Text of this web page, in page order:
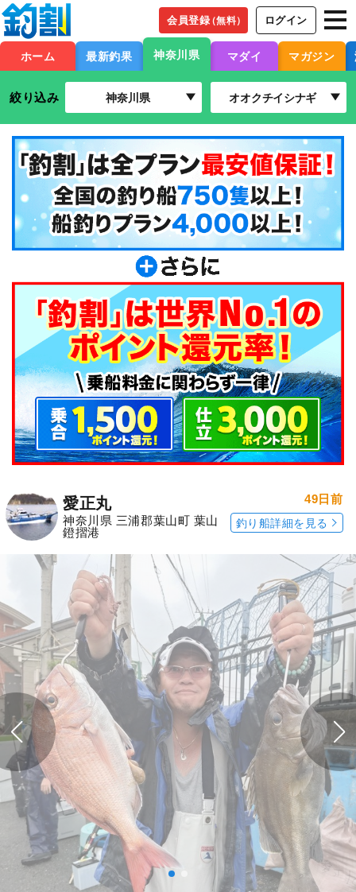
会員登録（無料） ログイン
ホーム 最新釣果 神奈川県 マダイ マガジン
絞り込み 神奈川県 オオクチイシナギ
愛正丸
神奈川県 三浦郡葉山町 葉山
鐙摺港
49日前
釣り船詳細を見る